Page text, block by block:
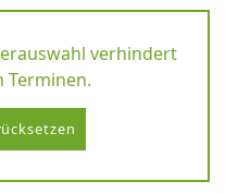
verhindert
Terminen.